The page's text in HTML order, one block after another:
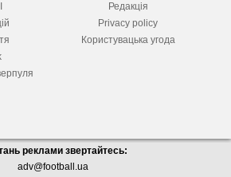
Редакція
Privacy policy
Користувацька угода
реклами звертайтесь:
adv@football.ua